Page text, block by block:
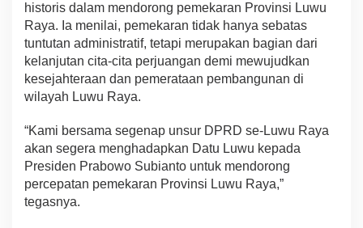
historis dalam mendorong pemekaran Provinsi Luwu
Raya. Ia menilai, pemekaran tidak hanya sebatas
tuntutan administratif, tetapi merupakan bagian dari
kelanjutan cita-cita perjuangan demi mewujudkan
kesejahteraan dan pemerataan pembangunan di
wilayah Luwu Raya.
“Kami bersama segenap unsur DPRD se-Luwu Raya
akan segera menghadapkan Datu Luwu kepada
Presiden Prabowo Subianto untuk mendorong
percepatan pemekaran Provinsi Luwu Raya,”
tegasnya.